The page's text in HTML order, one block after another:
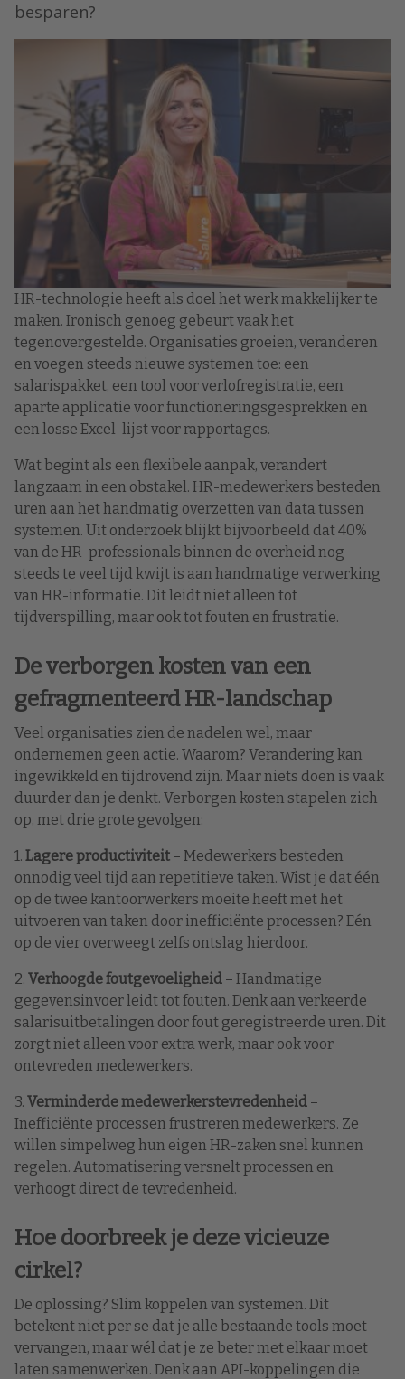
besparen?
HR-technologie heeft als doel het werk makkelijker te
maken. Ironisch genoeg gebeurt vaak het
tegenovergestelde. Organisaties groeien, veranderen
en voegen steeds nieuwe systemen toe: een
salarispakket, een tool voor verlofregistratie, een
aparte applicatie voor functioneringsgesprekken en
een losse Excel-lijst voor rapportages.
Wat begint als een flexibele aanpak, verandert
langzaam in een obstakel. HR-medewerkers besteden
uren aan het handmatig overzetten van data tussen
systemen. Uit onderzoek blijkt bijvoorbeeld dat 40%
van de HR-professionals binnen de overheid nog
steeds te veel tijd kwijt is aan handmatige verwerking
van HR-informatie. Dit leidt niet alleen tot
tijdverspilling, maar ook tot fouten en frustratie.
De verborgen kosten van een
gefragmenteerd HR-landschap
Veel organisaties zien de nadelen wel, maar
ondernemen geen actie. Waarom? Verandering kan
ingewikkeld en tijdrovend zijn. Maar niets doen is vaak
duurder dan je denkt. Verborgen kosten stapelen zich
op, met drie grote gevolgen:
1. Lagere productiviteit – Medewerkers besteden
onnodig veel tijd aan repetitieve taken. Wist je dat één
op de twee kantoorwerkers moeite heeft met het
uitvoeren van taken door inefficiënte processen? Eén
op de vier overweegt zelfs ontslag hierdoor.
2. Verhoogde foutgevoeligheid – Handmatige
gegevensinvoer leidt tot fouten. Denk aan verkeerde
salarisuitbetalingen door fout geregistreerde uren. Dit
zorgt niet alleen voor extra werk, maar ook voor
ontevreden medewerkers.
3. Verminderde medewerkerstevredenheid –
Inefficiënte processen frustreren medewerkers. Ze
willen simpelweg hun eigen HR-zaken snel kunnen
regelen. Automatisering versnelt processen en
verhoogt direct de tevredenheid.
Hoe doorbreek je deze vicieuze
cirkel?
De oplossing? Slim koppelen van systemen. Dit
betekent niet per se dat je alle bestaande tools moet
vervangen, maar wél dat je ze beter met elkaar moet
laten samenwerken. Denk aan API-koppelingen die